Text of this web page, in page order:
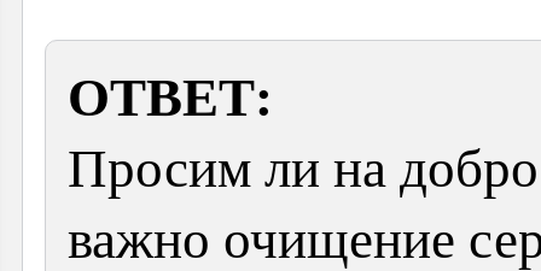
ОТВЕТ:
Просим ли на
важно очищение